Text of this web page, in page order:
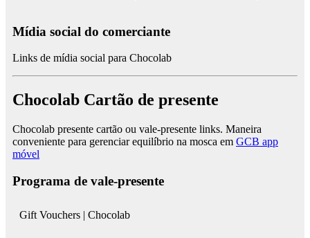
Mídia social do comerciante
Links de mídia social para Chocolab
Chocolab Cartão de presente
Chocolab presente cartão ou vale-presente links. Maneira
conveniente para gerenciar equilíbrio na mosca em GCB app
móvel
Programa de vale-presente
Gift Vouchers | Chocolab